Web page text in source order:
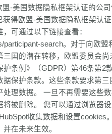
-美国数据隐私框架认证的公
得欧盟-美国数据隐私框架认
可通过以下链接查看：
search。对于向欧盟
三国的潜在转移，欧盟委员会尚
条例》（GDPR）第46条第2
保护条款。这些条款要求第三
处理数据。 一旦不再需要这些
被删除。 您可以通过浏览器
收集数据和设置cookies
在未来生效。